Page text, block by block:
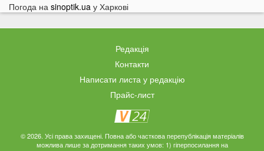
продають зелене м'ясо: покупці обурені
13:51
Українцям доведеться більше платити за комуналку:
Зʼявилися деталі нічної ДТП у Луцьку на
У Луцьку утворився величезний затор: що сталося
12:35
Відомий російський музикант приїхав до України:
стало відомо, що він тут робить
Погода на sinoptik.ua у Харкові
Редакція
Контакти
Написати листа у редакцію
Прайс-лист
© 2026. Усі права захищені. Повна або часткова перепублікація матеріалів
можлива лише за дотримання таких умов: 1) гіперпосилання на